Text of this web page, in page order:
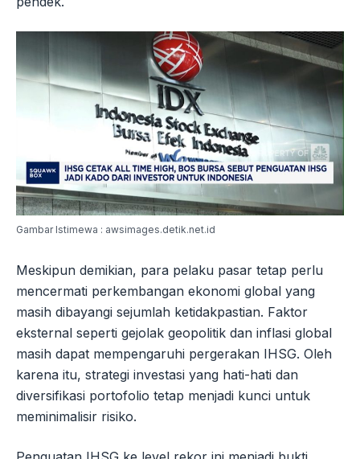
Gambar Istimewa : awsimages.detik.net.id
Meskipun demikian, para pelaku pasar tetap perlu
mencermati perkembangan ekonomi global yang
masih dibayangi sejumlah ketidakpastian. Faktor
eksternal seperti gejolak geopolitik dan inflasi global
masih dapat mempengaruhi pergerakan IHSG. Oleh
karena itu, strategi investasi yang hati-hati dan
diversifikasi portofolio tetap menjadi kunci untuk
meminimalisir risiko.